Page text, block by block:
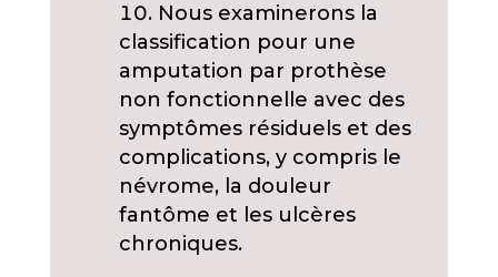
Nous examinerons la
classification pour une
amputation par prothèse
non fonctionnelle avec des
symptômes résiduels et des
complications, y compris le
névrome, la douleur
fantôme et les ulcères
chroniques.